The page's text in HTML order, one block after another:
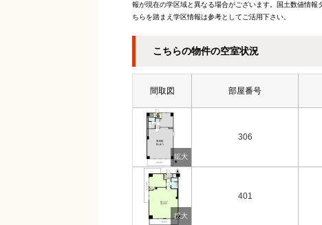
報が現在の学区域と異なる場合がございます。国土数値情
ちらを踏まえ学区情報は参考としてご活用下さい。
こちらの物件の空室状況
間取図 部屋番号
306
401